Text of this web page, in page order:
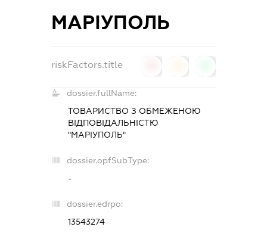
МАРІУПОЛЬ
riskFactors.title
dossier.fullName:
ТОВАРИСТВО З ОБМЕЖЕНОЮ
ВІДПОВІДАЛЬНІСТЮ
"МАРІУПОЛЬ"
dossier.opfSubType:
-
dossier.edrpo:
13543274